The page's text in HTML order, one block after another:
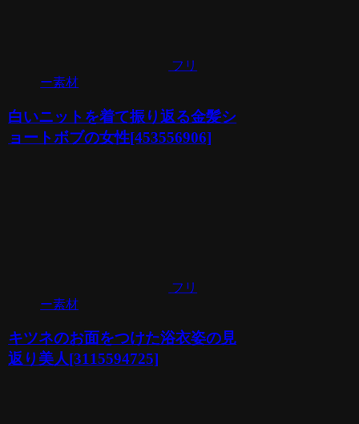
フリ
ー素材
白いニットを着て振り返る金髪シ
ョートボブの女性[453556906]
フリ
ー素材
キツネのお面をつけた浴衣姿の見
返り美人[3115594725]